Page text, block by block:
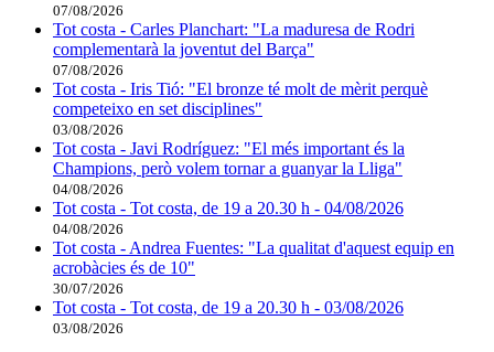
07/08/2026
Tot costa - Carles Planchart: "La maduresa de Rodri
complementarà la joventut del Barça"
07/08/2026
Tot costa - Iris Tió: "El bronze té molt de mèrit perquè
competeixo en set disciplines"
03/08/2026
Tot costa - Javi Rodríguez: "El més important és la
Champions, però volem tornar a guanyar la Lliga"
04/08/2026
Tot costa - Tot costa, de 19 a 20.30 h - 04/08/2026
04/08/2026
Tot costa - Andrea Fuentes: "La qualitat d'aquest equip en
acrobàcies és de 10"
30/07/2026
Tot costa - Tot costa, de 19 a 20.30 h - 03/08/2026
03/08/2026